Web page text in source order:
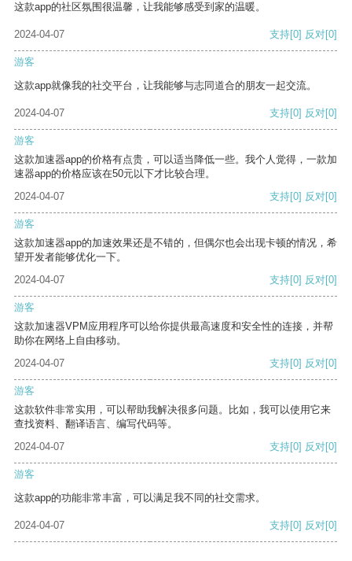
这款app的社区氛围很温馨，让我能够感受到家的温暖。
2024-04-07 支持[0] 反对[0]
游客
这款app就像我的社交平台，让我能够与志同道合的朋友一起交流。
2024-04-07 支持[0] 反对[0]
游客
这款加速器app的价格有点贵，可以适当降低一些。我个人觉得，一款加
速器app的价格应该在50元以下才比较合理。
2024-04-07
支持[0] 反对[0]
游客
这款加速器app的加速效果还是不错的，但偶尔也会出现卡顿的情况，希
望开发者能够优化一下。
2024-04-07
支持[0] 反对[0]
游客
这款加速器VPM应用程序可以给你提供最高速度和安全性的连接，并帮
助你在网络上自由移动。
2024-04-07
支持[0] 反对[0]
游客
这款软件非常实用，可以帮助我解决很多问题。比如，我可以使用它来
查找资料、翻译语言、编写代码等。
2024-04-07
支持[0] 反对[0]
游客
这款app的功能非常丰富，可以满足我不同的社交需求。
2024-04-07 支持[0] 反对[0]